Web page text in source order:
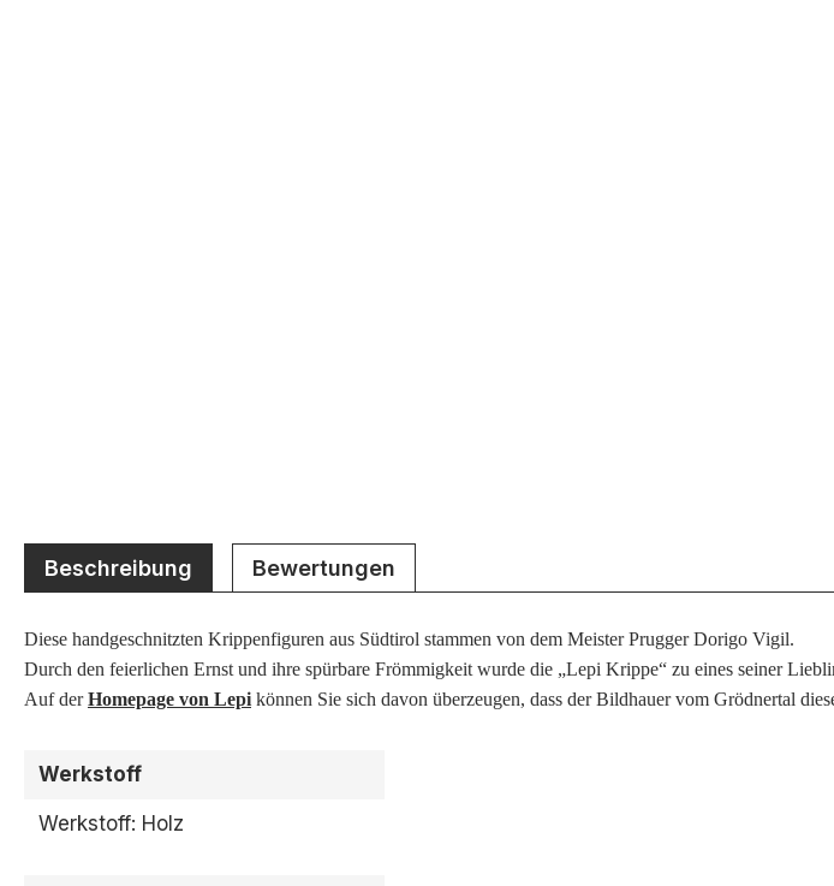
Beschreibung Bewertungen
Diese handgeschnitzten Krippenfiguren aus Südtirol stammen von dem Meister Prugger Dorigo Vigil.
Durch den feierlichen Ernst und ihre spürbare Frömmigkeit wurde die „Lepi Krippe“ zu eines seiner
Auf derHomepage von Lepi können Sie sich davon überzeugen, dass der Bildhauer vom Grödnertal
Werkstoff
Werkstoff: Holz